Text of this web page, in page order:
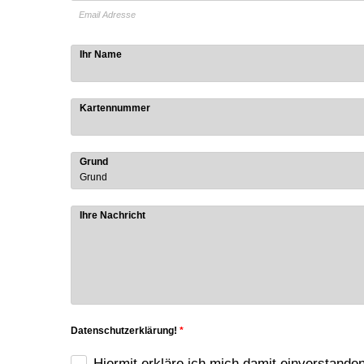
Email Adresse
Ihr Name
Kartennummer
Grund
Ihre Nachricht
Datenschutzerklärung! *